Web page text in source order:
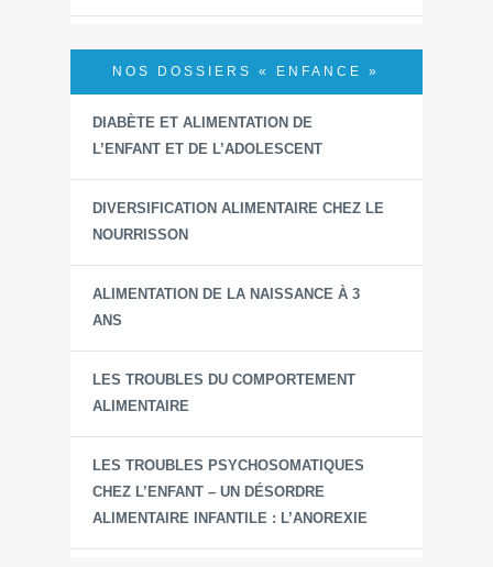
NOS DOSSIERS « ENFANCE »
DIABÈTE ET ALIMENTATION DE
L’ENFANT ET DE L’ADOLESCENT
DIVERSIFICATION ALIMENTAIRE CHEZ LE
NOURRISSON
ALIMENTATION DE LA NAISSANCE À 3
ANS
LES TROUBLES DU COMPORTEMENT
ALIMENTAIRE
LES TROUBLES PSYCHOSOMATIQUES
CHEZ L’ENFANT – UN DÉSORDRE
ALIMENTAIRE INFANTILE : L’ANOREXIE